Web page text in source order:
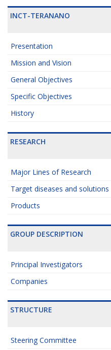
INCT-TERANANO
Presentation
Mission and Vision
General Objectives
Specific Objectives
History
RESEARCH
Major Lines of Research
Target diseases and solutions
Products
GROUP DESCRIPTION
Principal Investigators
Companies
STRUCTURE
Steering Committee